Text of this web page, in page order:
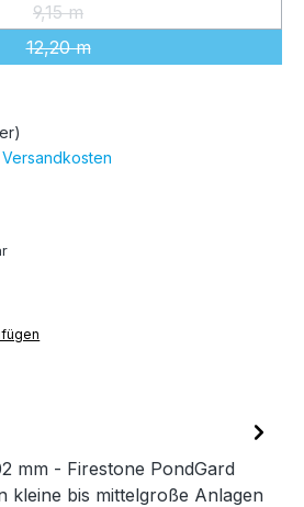
9,15 m
(Diese Option ist zurzeit nicht
12,20 m
(Diese Option ist zurzeit nicht
mm - Firestone PondGard
kleine bis mittelgroße Anlagen